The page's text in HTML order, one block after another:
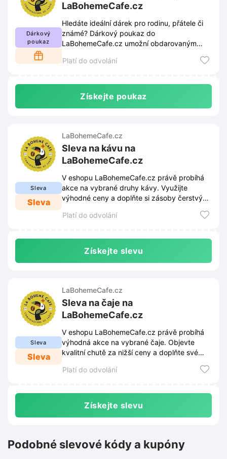
Dárkový
poukaz
LaBohemeCafe.cz
Hledáte ideální dárek pro rodinu, přátele či
známé? Dárkový poukaz do
LaBohemeCafe.cz umožní obdarovaným
Platí do odvolání
Získejte poukaz
Sleva
Sleva
LaBohemeCafe.cz
Sleva na kávu na
LaBohemeCafe.cz
V eshopu LaBohemeCafe.cz právě probíhá
akce na vybrané druhy kávy. Využijte
výhodné ceny a doplňte si zásoby čerstvých
Platí do odvolání
Získejte slevu
Sleva
Sleva
LaBohemeCafe.cz
Sleva na čaje na
LaBohemeCafe.cz
V eshopu LaBohemeCafe.cz právě probíhá
výhodná akce na vybrané čaje. Objevte
kvalitní chutě za nižší ceny a doplňte své
Platí do odvolání
Získejte slevu
Podobné slevové kódy a kupóny